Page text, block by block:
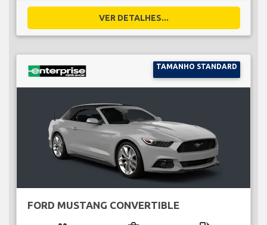
VER DETALHES...
TAMANHO STANDARD
FORD MUSTANG CONVERTIBLE